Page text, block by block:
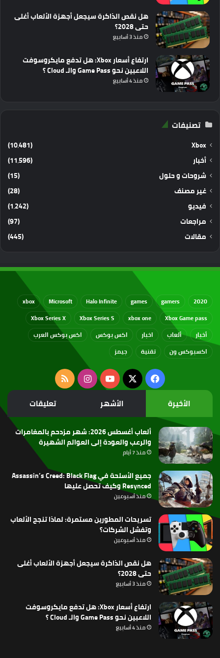
هل نقص الذاكرة سيجعل أجهزة الألعاب أغلى
حتى 2028؟
منذ 3 أسابيع
ارتفاع أسعار Xbox: هل تدفع مايكروسوفت
اللاعبين نحو Game Pass والـ Cloud ؟
منذ 4 أسابيع
تصنيفات
Xbox
(10٬481)
أخبار
(11٬596)
شروحات و حلول
(15)
غير مصنف
(28)
فيديو
(1٬242)
مراجعات
(97)
مقالات
(445)
2020
gamers
games
Halo Infinite
Microsoft
xbox
Xbox Game pass
xbox one
Xbox Series S
Xbox Series X
أخبار
ألعاب اخبار اكس بوكس
اكس بوكس العرب
اكسبوكس ون
تقنية جيمز
فيسبوك
‫X
‫YouTubeانستقرامملخص
الموقع
RSS
الأخيرة الأشهر تعليقات
ألعاب أغسطس 2026: شهر مزدحم بالمغامرات
والرعب والعودة إلى العوالم الشهيرة
منذ 7 أيام
جميع الأسلحة في Assassin’s Creed: Black Flag
Resynced وكيف تحصل عليها
منذ أسبوعين
تسريحات المطورين مستمرة: لماذا تنجح الألعاب
وتفشل الشركات؟
منذ أسبوعين
هل نقص الذاكرة سيجعل أجهزة الألعاب أغلى
حتى 2028؟
منذ 3 أسابيع
ارتفاع أسعار Xbox: هل تدفع مايكروسوفت
اللاعبين نحو Game Pass والـ Cloud ؟
منذ 4 أسابيع